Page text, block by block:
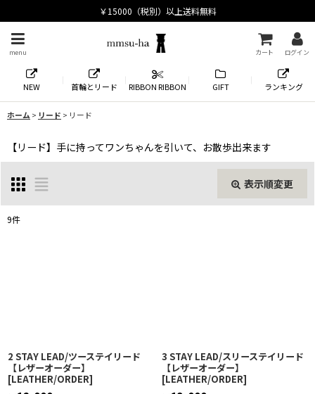
menu カート ログイン
NEW 首輪とリード RIBBON RIBBON GIFT ランキング
ホーム> リード > リード
【リード】手に持ってワンちゃんを引いて、お散歩出来ます
表示順変更
9件
2 STAY LEAD/ツーステイリード
【レザーオーダー】
[LEATHER/ORDER]
3 STAY LEAD/スリーステイリード
【レザーオーダー】
[LEATHER/ORDER]